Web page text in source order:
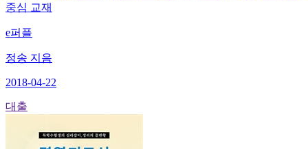
중심 교재
e퍼플
정송 지음
2018-04-22
대출